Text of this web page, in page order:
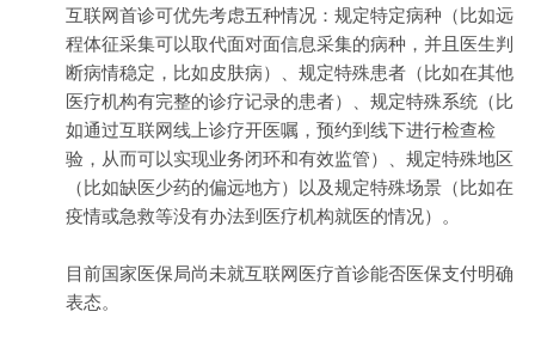
互联网首诊可优先考虑五种情况：规定特定病种（比如远
程体征采集可以取代面对面信息采集的病种，并且医生判
断病情稳定，比如皮肤病）、规定特殊患者（比如在其他
医疗机构有完整的诊疗记录的患者）、规定特殊系统（比
如通过互联网线上诊疗开医嘱，预约到线下进行检查检
验，从而可以实现业务闭环和有效监管）、规定特殊地区
（比如缺医少药的偏远地方）以及规定特殊场景（比如在
疫情或急救等没有办法到医疗机构就医的情况）。
目前国家医保局尚未就互联网医疗首诊能否医保支付明确
表态。